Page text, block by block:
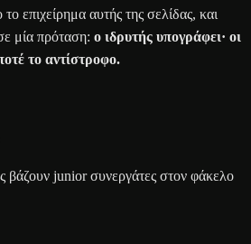
επιχείρημα αυτής της σελίδας, και
μία πρόταση: ο ιδρυτής υπογράφει· οι
το αντίστροφο.
βάζουν junior συνεργάτες στον φάκελο